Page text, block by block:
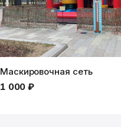
Маскировочная сеть
1 000 ₽